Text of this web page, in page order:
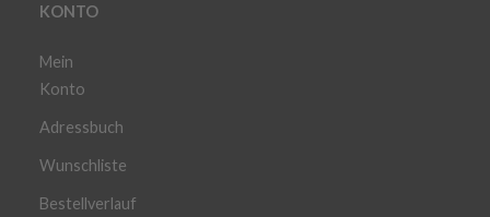
KONTO
Mein
Konto
Adressbuch
Wunschliste
Bestellverlauf